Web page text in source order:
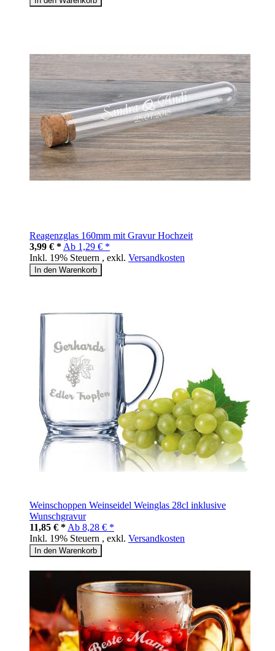
Reagenzglas 160mm mit Gravur Hochzeit
3,99 € * Ab 1,29 € *
Inkl. 19% Steuern , exkl. Versandkosten
In den Warenkorb
Weinschoppen Weinseidel Weinglas 28cl inklusive
Wunschgravur
11,85 € * Ab 8,28 € *
Inkl. 19% Steuern , exkl. Versandkosten
In den Warenkorb